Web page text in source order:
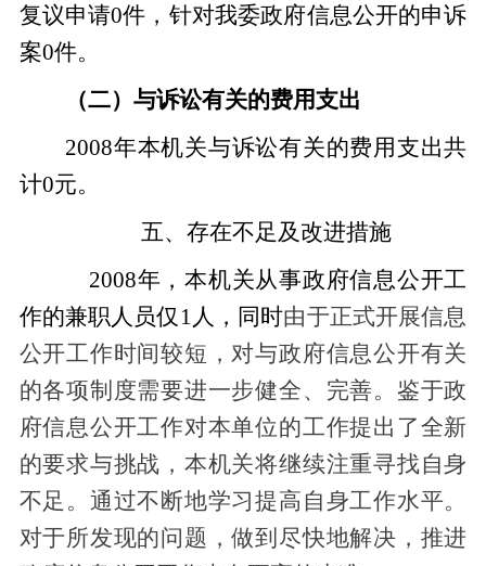
复议申请0件，针对我委政府信息公开的申诉
案0件。
（二）与诉讼有关的费用支出
2008年本机关与诉讼有关的费用支出共
计0元。
五、存在不足及改进措施
2008年，本机关从事政府信息公开工
作的兼职人员仅1人，同时由于正式开展信息
公开工作时间较短，对与政府信息公开有关
的各项制度需要进一步健全、完善。鉴于政
府信息公开工作对本单位的工作提出了全新
的要求与挑战，本机关将继续注重寻找自身
不足。通过不断地学习提高自身工作水平。
对于所发现的问题，做到尽快地解决，推进